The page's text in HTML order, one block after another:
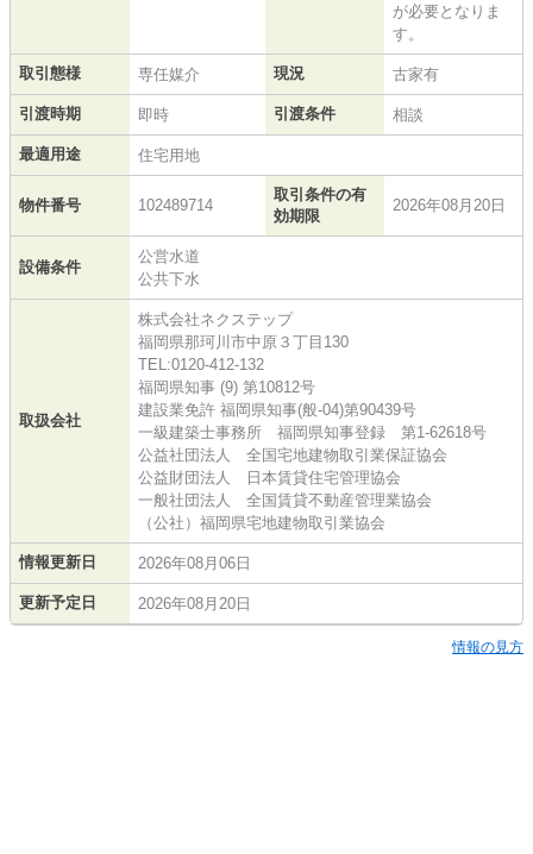
が必要となりま
す。
取引態様 専任媒介 現況 古家有
引渡時期 即時 引渡条件 相談
最適用途 住宅用地
物件番号 102489714
取引条件の有
効期限
2026年08月20日
設備条件
公営水道
公共下水
取扱会社
株式会社ネクステップ
福岡県那珂川市中原３丁目130
TEL:0120-412-132
福岡県知事 (9) 第10812号
建設業免許 福岡県知事(般-04)第90439号
一級建築士事務所 福岡県知事登録 第1-62618号
公益社団法人 全国宅地建物取引業保証協会
公益財団法人 日本賃貸住宅管理協会
一般社団法人 全国賃貸不動産管理業協会
（公社）福岡県宅地建物取引業協会
情報更新日 2026年08月06日
更新予定日 2026年08月20日
情報の見方